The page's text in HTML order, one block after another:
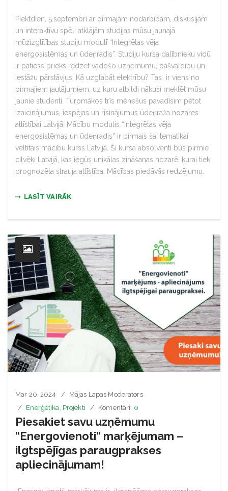
Piektdien, 5.septembrī ar pirmajām nodarbībām, diskusijām
un interaktīvu spēli atklājām studijas mūsu jaunajā
mūžizglītības studiju modulī “Integrētas vēja
energosistēmas un ūdeņradis”. Studiju kursa dalībnieku vidū
ir patiess prieks redzēt vadošo uzņēmumu, pašvaldību un
iestāžu pārstāvjus. Kā uzglabāt elektrību? Tas ir viens no
pirmajiem jautājumiem, uz kuru atbildi nākuši meklēt mūsu
jaunie studenti. Turpmākos trīs mēnešus pavadīsim pētot
izaicinājumus, iespējas un risinājumus ūdeņraža nozares
attīstībai Latvijā. Mācību modulis “Integrētas vēja
energosistēmas un ūdeņradis” ir pirmais šai tematikai
veltītais mācību kurss Latvijā. Šī kursa absolventi būs pirmie
cilvēki Latvijā, kas iegūs unikālas zināšanas nozarē, kurai tiek
prognozēta strauja attīstība. Mācības piedāvās redzējumu.
LASĪT VAIRĀK
Mar 20, 2024
Mājas Lapas Moderators
Enerģētika Projekti Komentāri: 0
Piesakiet savu uzņēmumu
“Energovienoti” marķējumam –
ilgtspējīgas paraugprakses
apliecinājumam!